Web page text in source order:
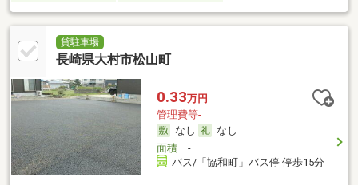
貸駐車場
長崎県大村市松山町
0.33万円
管理費等-
なし
なし
面積-
バス/「協和町」バス停 停歩15分